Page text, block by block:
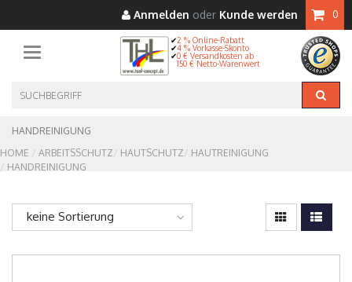
Anmelden oder Kunde werden 0
Toggle navigation
2 % Online-Rabatt
4 % Vorkasse-Skonto
0 € Versandkosten ab
150 € Netto-Warenwert
HANDREINIGUNG
HOME
ARBEITSSCHUTZ HAUTSCHUTZ
HAUTREINIGUNG
HANDREINIGUNG
keine Sortierung